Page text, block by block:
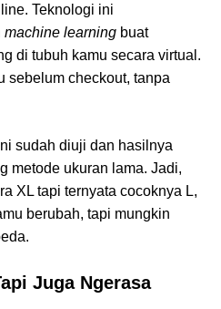
Teknologi ini
machine learning buat
di tubuh kamu secara virtual.
sebelum checkout, tanpa
sudah diuji dan hasilnya
metode ukuran lama. Jadi,
XL tapi ternyata cocoknya L,
berubah, tapi mungkin
Juga Ngerasa